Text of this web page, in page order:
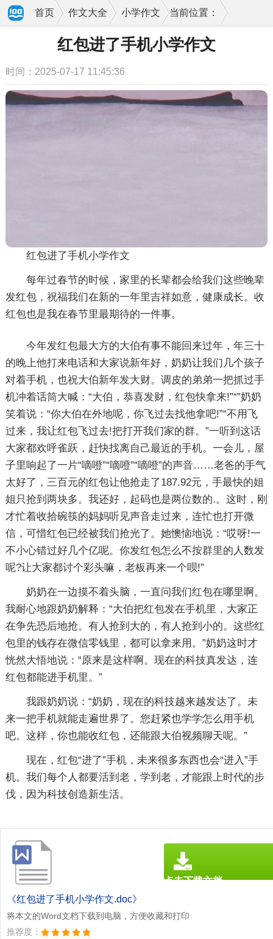
当前位置：
首页 作文大全 小学作文
红包进了手机小学作文
时间：2025-07-17 11:45:36
红包进了手机小学作文
每年过春节的时候，家里的长辈都会给我们这些晚辈
发红包，祝福我们在新的一年里吉祥如意，健康成长。收
红包也是我在春节里最期待的一件事。
今年发红包最大方的大伯有事不能回来过年，年三十
的晚上他打来电话和大家说新年好，奶奶让我们几个孩子
对着手机，也祝大伯新年发大财。调皮的弟弟一把抓过手
机冲着话筒大喊：“大伯，恭喜发财，红包快拿来!”“”奶奶
笑着说：“你大伯在外地呢，你飞过去找他拿吧!”“不用飞
过来，我让红包飞过去!把打开我们家的群。”一听到这话
大家都欢呼雀跃，赶快找离自己最近的手机。一会儿，屋
子里响起了一片“嘀噔”“嘀噔”“嘀噔”的声音……老爸的手气
太好了，三百元的红包让他抢走了187.92元，手最快的姐
姐只抢到两块多。我还好，起码也是两位数的.。这时，刚
才忙着收拾碗筷的妈妈听见声音走过来，连忙也打开微
信，可惜红包已经被我们抢光了。她懊恼地说：“哎呀!一
不小心错过好几个亿呢。你发红包怎么不按群里的人数发
呢?让大家都讨个彩头嘛，老板再来一个呗!”
奶奶在一边摸不着头脑，一直问我们红包在哪里啊。
我耐心地跟奶奶解释：“大伯把红包发在手机里，大家正
在争先恐后地抢。有人抢到大的，有人抢到小的。这些红
包里的钱存在微信零钱里，都可以拿来用。”奶奶这时才
恍然大悟地说：“原来是这样啊。现在的科技真发达，连
红包都能进手机里。”
我跟奶奶说：“奶奶，现在的科技越来越发达了。未
来一把手机就能走遍世界了。您赶紧也学学怎么用手机
吧。这样，你也能收红包，还能跟大伯视频聊天呢。”
现在，红包“进了”手机，未来很多东西也会“进入”手
机。我们每个人都要活到老，学到老，才能跟上时代的步
伐，因为科技创造新生活。
《红包进了手机小学作文.doc》
将本文的Word文档下载到电脑，方便收藏和打印
推荐度：
点击下载文档